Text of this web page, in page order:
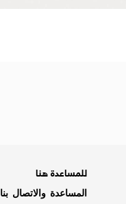
للمساعدة هنا
المساعدة والاتصال بنا